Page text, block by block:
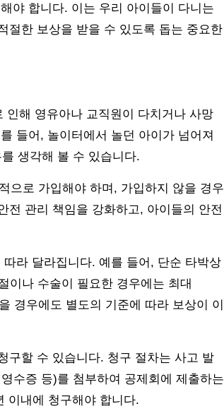
야 합니다. 이는 우리 아이들이 다니는
절한 보상을 받을 수 있도록 돕는 중요한
인해 영유아나 교직원이 다치거나 사망
들어, 놀이터에서 놀던 아이가 넘어져
생각해 볼 수 있습니다.
으로 가입해야 하며, 가입하지 않을 경우
전 관리 책임을 강화하고, 아이들의 안전
라 달라집니다. 예를 들어, 단순 타박상
이나 수술이 필요한 경우에는 최대
경우에도 별도의 기준에 따라 보상이 이
구할 수 있습니다. 청구 절차는 사고 발
수증 등)를 첨부하여 공제회에 제출하는
이내에 청구해야 합니다.